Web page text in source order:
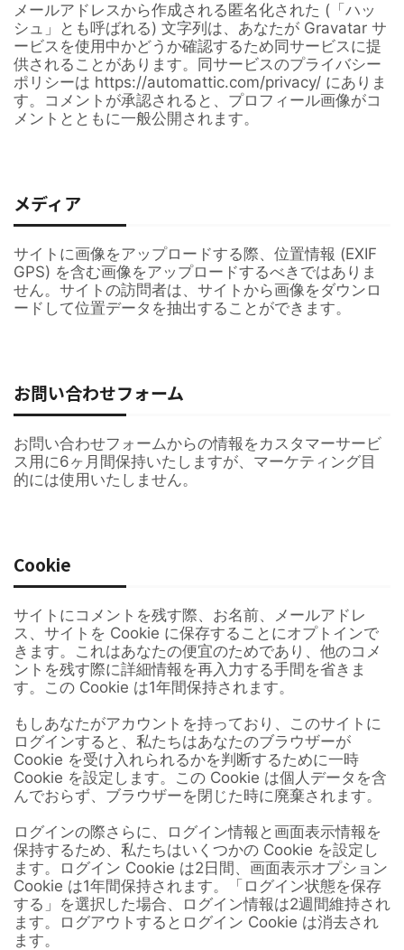
メールアドレスから作成される匿名化された (「ハッ
シュ」とも呼ばれる) 文字列は、あなたが Gravatar サ
ービスを使用中かどうか確認するため同サービスに提
供されることがあります。同サービスのプライバシー
ポリシーは https://automattic.com/privacy/ にありま
す。コメントが承認されると、プロフィール画像がコ
メントとともに一般公開されます。
メディア
サイトに画像をアップロードする際、位置情報 (EXIF
GPS) を含む画像をアップロードするべきではありま
せん。サイトの訪問者は、サイトから画像をダウンロ
ードして位置データを抽出することができます。
お問い合わせフォーム
お問い合わせフォームからの情報をカスタマーサービ
ス用に6ヶ月間保持いたしますが、マーケティング目
的には使用いたしません。
Cookie
サイトにコメントを残す際、お名前、メールアドレ
ス、サイトを Cookie に保存することにオプトインで
きます。これはあなたの便宜のためであり、他のコメ
ントを残す際に詳細情報を再入力する手間を省きま
す。この Cookie は1年間保持されます。
もしあなたがアカウントを持っており、このサイトに
ログインすると、私たちはあなたのブラウザーが
Cookie を受け入れられるかを判断するために一時
Cookie を設定します。この Cookie は個人データを含
んでおらず、ブラウザーを閉じた時に廃棄されます。
ログインの際さらに、ログイン情報と画面表示情報を
保持するため、私たちはいくつかの Cookie を設定し
ます。ログイン Cookie は2日間、画面表示オプション
Cookie は1年間保持されます。「ログイン状態を保存
する」を選択した場合、ログイン情報は2週間維持され
ます。ログアウトするとログイン Cookie は消去され
ます。